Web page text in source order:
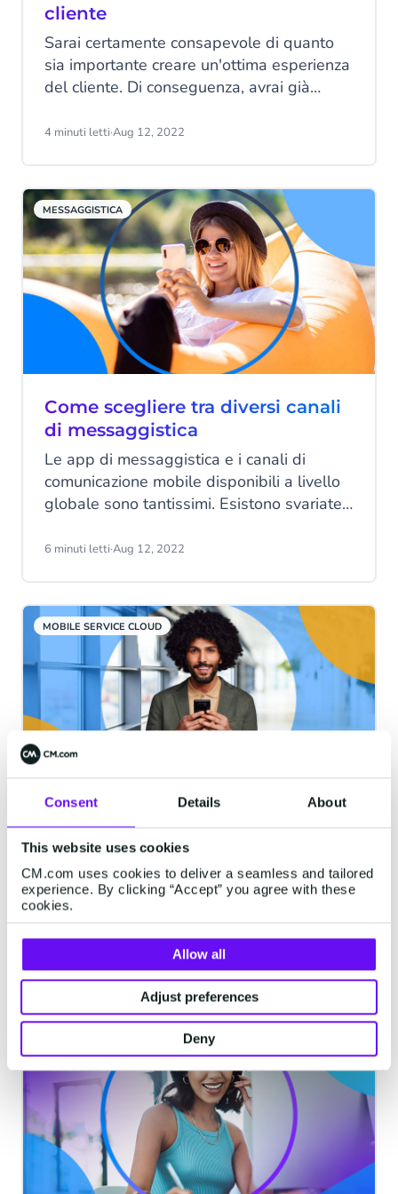
Consent Details About
This website uses cookies
CM.com uses cookies to deliver a seamless and tailored
experience. By clicking “Accept” you agree with these
cookies.
Allow all
Adjust preferences
Deny
cliente
Sarai certamente consapevole di quanto
sia importante creare un'ottima esperienza
del cliente. Di conseguenza, avrai già
migliorarne il percorso. Ma queste
clienti?
4 minuti letti·Aug 12, 2022
MESSAGGISTICA
Come scegliere tra diversi canali
di messaggistica
Le app di messaggistica e i canali di
comunicazione mobile disponibili a livello
globale sono tantissimi. Esistono svariate
crescendo e gli SMS standard vengono
investire le tue risorse?
6 minuti letti·Aug 12, 2022
MOBILE SERVICE CLOUD
Una guida utile su UX e
comunicazione omnicanale
Se lavori nel settore delle vendite, che si
tratti di prodotti fisici o servizi,
probabilmente avrai sentito parlare di
esperienze utente (UX) omnicanale tramite
un mobile service cloud. In caso contrario,
ti suggeriamo di continuare a leggere.